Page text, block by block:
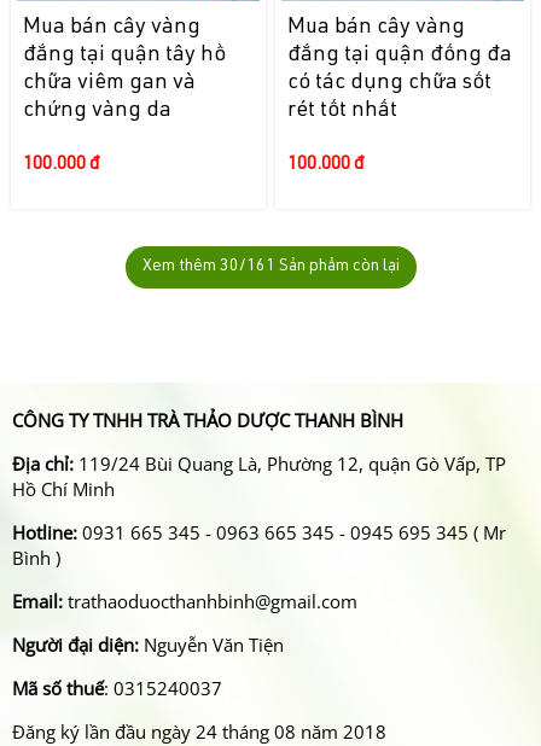
Mua bán cây vàng
đắng tại quận tây hồ
chữa viêm gan và
chứng vàng da
100.000 đ
Mua bán cây vàng
đắng tại quận đống đa
có tác dụng chữa sốt
rét tốt nhất
100.000 đ
Xem thêm 30/161 Sản phẩm còn lại
CÔNG TY TNHH TRÀ THẢO DƯỢC THANH BÌNH
Địa chỉ: 119/24 Bùi Quang Là, Phường 12, quận Gò Vấp, TP
Hồ Chí Minh
Hotline: 0931 665 345 - 0963 665 345 - 0945 695 345 ( Mr
Bình )
Email: trathaoduocthanhbinh@gmail.com
Người đại diện: Nguyễn Văn Tiện
Mã số thuế: 0315240037
Đăng ký lần đầu ngày 24 tháng 08 năm 2018